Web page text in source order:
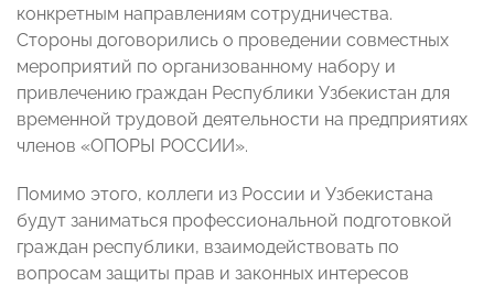
конкретным направлениям сотрудничества.
Стороны договорились о проведении совместных
мероприятий по организованному набору и
привлечению граждан Республики Узбекистан для
временной трудовой деятельности на предприятиях
членов «ОПОРЫ РОССИИ».
Помимо этого, коллеги из России и Узбекистана
будут заниматься профессиональной подготовкой
граждан республики, взаимодействовать по
вопросам защиты прав и законных интересов